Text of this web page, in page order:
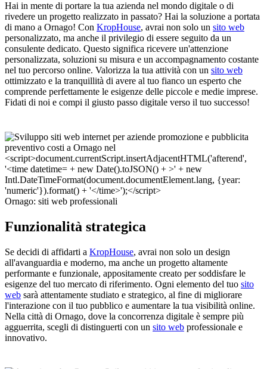
Hai in mente di portare la tua azienda nel mondo digitale o di
rivedere un progetto realizzato in passato? Hai la soluzione a portata
di mano a Ornago! Con KropHouse, avrai non solo un sito web
personalizzato, ma anche il privilegio di essere seguito da un
consulente dedicato. Questo significa ricevere un'attenzione
personalizzata, soluzioni su misura e un accompagnamento costante
nel tuo percorso online. Valorizza la tua attività con un sito web
ottimizzato e la tranquillità di avere al tuo fianco un esperto che
comprende perfettamente le esigenze delle piccole e medie imprese.
Fidati di noi e compi il giusto passo digitale verso il tuo successo!
Ornago: siti web professionali
Funzionalità strategica
Se decidi di affidarti a KropHouse, avrai non solo un design
all'avanguardia e moderno, ma anche un progetto altamente
performante e funzionale, appositamente creato per soddisfare le
esigenze del tuo mercato di riferimento. Ogni elemento del tuo sito
web sarà attentamente studiato e strategico, al fine di migliorare
l'interazione con il tuo pubblico e aumentare la tua visibilità online.
Nella città di Ornago, dove la concorrenza digitale è sempre più
agguerrita, scegli di distinguerti con un sito web professionale e
innovativo.